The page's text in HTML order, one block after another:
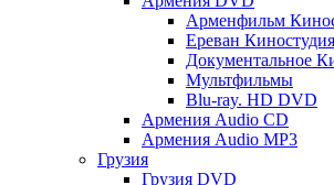
Арменфильм
Ереван Киностудия
Документальное
Мультфильмы
Blu-ray. HD DVD
Армения Audio CD
Армения Audio MP3
Грузия
Грузия DVD